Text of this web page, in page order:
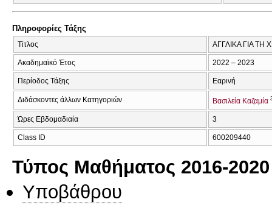
Πληροφορίες Τάξης
Τίτλος ΑΓΓΛΙΚΑ ΓΙΑ ΤΗ
Ακαδημαϊκό Έτος 2022 – 2023
Περίοδος Τάξης Εαρινή
Διδάσκοντες άλλων Κατηγοριών Βασιλεία Καζαμία
Ώρες Εβδομαδιαία 3
Class ID 600209440
Τύπος Μαθήματος 2016-2020
Υποβάθρου